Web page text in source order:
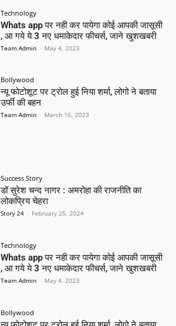
Technology
Whats app पर नही कर पायेगा कोई आपकी जासूसी
, आ गये ये 3 नए धमाकेदार फीचर्स, जाने खुशखबरी
Team Admin - May 4, 2023
Bollywood
न्यू फोटोशूट पर ट्रोल हुई निया शर्मा, लोगो ने बताया
उर्फी की बहन
Team Admin - March 16, 2023
Success Story
डॉ सुरेश चन्द नागर : अमरोहा की राजनीति का
लोकप्रिय चेहरा
Story 24 - February 25, 2024
Technology
Whats app पर नही कर पायेगा कोई आपकी जासूसी
, आ गये ये 3 नए धमाकेदार फीचर्स, जाने खुशखबरी
Team Admin - May 4, 2023
Bollywood